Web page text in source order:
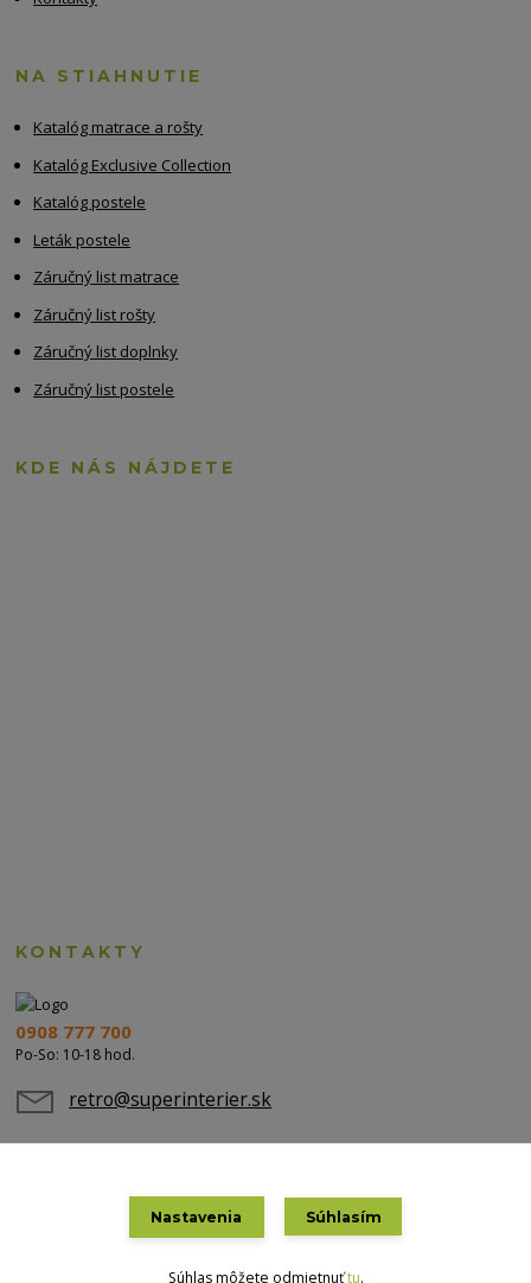
NA STIAHNUTIE
Katalóg matrace a rošty
Katalóg Exclusive Collection
Katalóg postele
Leták postele
Záručný list matrace
Záručný list rošty
Záručný list doplnky
Záručný list postele
KDE NÁS NÁJDETE
KONTAKTY
0908 777 700
Po-So: 10-18 hod.
retro@superinterier.sk
Nastavenia Súhlasím
Súhlas môžete odmietnuťtu.